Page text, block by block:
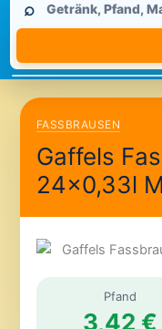
durchsuchen
⌕
FASSBRAUSEN
Gaffels
24×0,33l
Pfand
3,42 €